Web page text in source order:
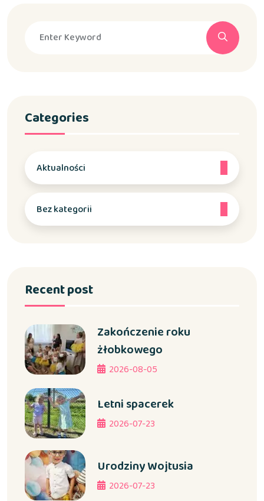
Categories
Aktualności
Bez kategorii
Recent post
Zakończenie roku
żłobkowego
2026-08-05
Letni spacerek
2026-07-23
Urodziny Wojtusia
2026-07-23